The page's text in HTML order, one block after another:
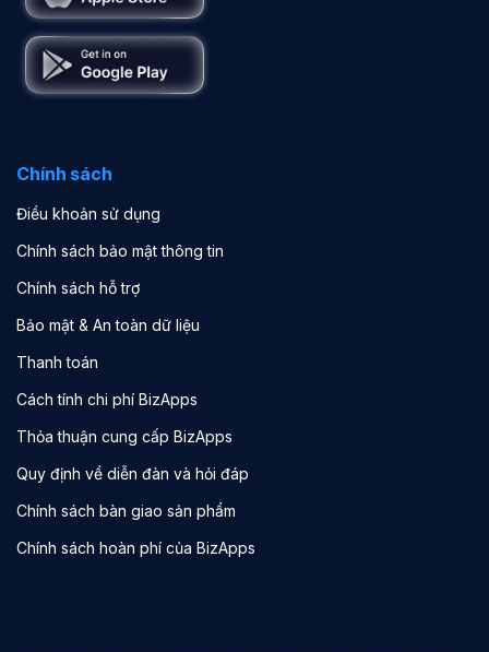
Chính sách
Điều khoản sử dụng
Chính sách bảo mật thông tin
Chính sách hỗ trợ
Bảo mật & An toàn dữ liệu
Thanh toán
Cách tính chi phí BizApps
Thỏa thuận cung cấp BizApps
Quy định về diễn đàn và hỏi đáp
Chính sách bàn giao sản phẩm
Chính sách hoàn phí của BizApps